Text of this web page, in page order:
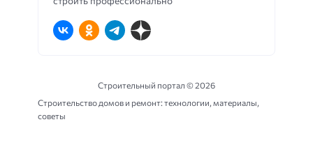
Строительный портал ©2026
Строительство домов и ремонт: технологии, материалы,
советы